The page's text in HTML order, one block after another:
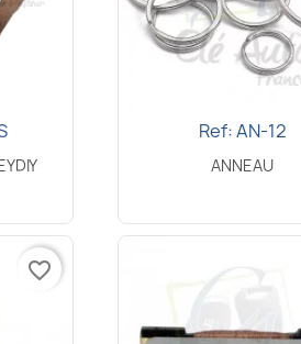
Aperçu
Ref: AN-12
ANNEAU
favorite_border